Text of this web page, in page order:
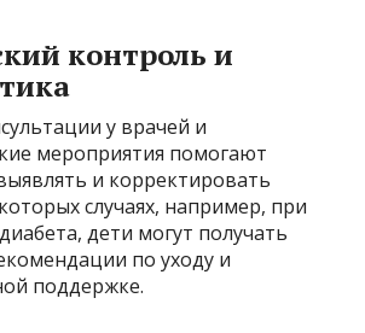
контроль и
у врачей и
мероприятия помогают
и корректировать
случаях, например, при
дети могут получать
по уходу и
поддержке.